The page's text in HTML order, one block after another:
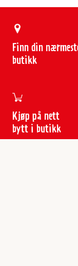
Finn din
butikk
Kjøp på nett
bytt i butikk